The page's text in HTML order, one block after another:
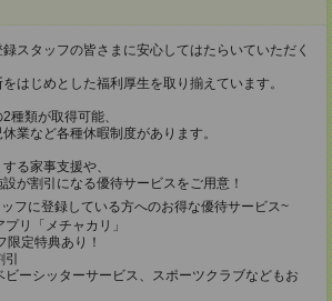
スタッフの皆さまに安心してはたらいていただく
はじめとした福利厚生を取り揃えています。
種類が取得可能、
業など各種休暇制度があります。
る家事支援や、
が割引になる優待サービスをご用意！
フに登録している方へのお得な優待サービス~
リ「メチャカリ」
限定特典あり！
ーシッターサービス、スポーツクラブなどもお